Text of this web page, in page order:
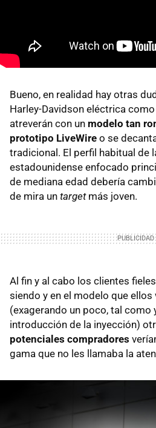
Bueno, en realidad hay otras
Harley-Davidson eléctrica
atreverán con un modelo tan
prototipo LiveWire o se
tradicional. El perfil habitual de
estadounidense enfocado
de mediana edad debería
de mira un targetmás joven.
Al fin y al cabo los clientes
siendo y en el modelo que ellos
(exagerando un poco, tal como
introducción de la inyección)
potenciales compradores
gama que no les llamaba la